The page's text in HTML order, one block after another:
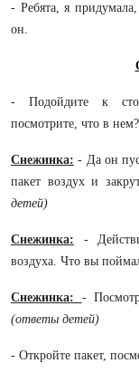
- Ребята, я
он.
- Подойдите к
посмотрите, что в нем?
Снежинка: - Да он
пакет воздух и
детей)
Снежинка: -
воздуха. Что вы
Снежинка: -
(ответы детей)
- Откройте пакет,